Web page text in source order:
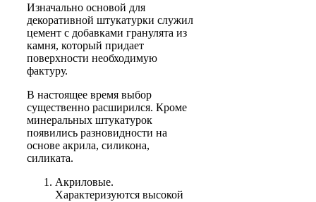
Изначально основой для
декоративной штукатурки служил
цемент с добавками гранулята из
камня, который придает
поверхности необходимую
фактуру.
В настоящее время выбор
существенно расширился. Кроме
минеральных штукатурок
появились разновидности на
основе акрила, силикона,
силиката.
Акриловые.
Характеризуются высокой